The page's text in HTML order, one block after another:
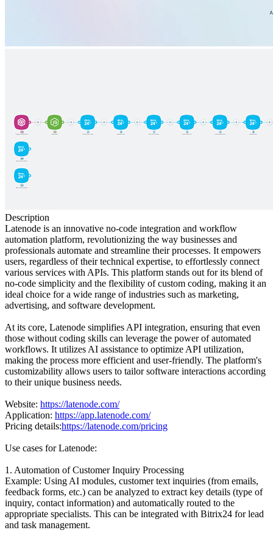
Description
Latenode is an innovative no-code integration and workflow
automation platform, revolutionizing the way businesses and
professionals automate and streamline their processes. It empowers
users, regardless of their technical expertise, to effortlessly connect
various services with APIs. This platform stands out for its blend of
no-code simplicity and the flexibility of custom coding, making it an
ideal choice for a wide range of industries such as marketing,
advertising, and software development.
At its core, Latenode simplifies API integration, ensuring that even
those without coding skills can leverage the power of automated
workflows. It utilizes AI assistance to optimize API utilization,
making the process more efficient and user-friendly. The platform's
customizability allows users to tailor software interactions according
to their unique business needs.
Website: https://latenode.com/
Application: https://app.latenode.com/
Pricing details:https://latenode.com/pricing
Use cases for Latenode:
1. Automation of Customer Inquiry Processing
Example: Using AI modules, customer text inquiries (from emails,
feedback forms, etc.) can be analyzed to extract key details (type of
inquiry, contact information) and automatically routed to the
appropriate specialists. This can be integrated with Bitrix24 for lead
and task management.